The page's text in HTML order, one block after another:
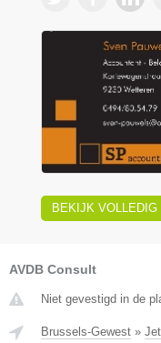
BEKIJK VOLLEDIG
AVDB Consult
Niet gevestigd in de
Brussels-Gewest »